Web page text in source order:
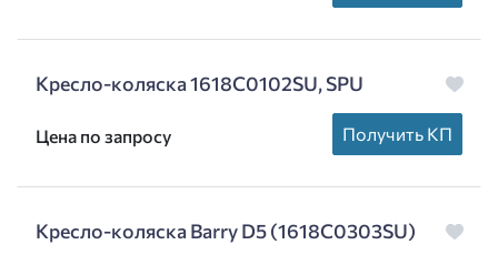
Кресло-коляска 1618С0102SU, SPU
Цена по запросу Получить КП
Кресло-коляска Barry D5 (1618С0303SU)